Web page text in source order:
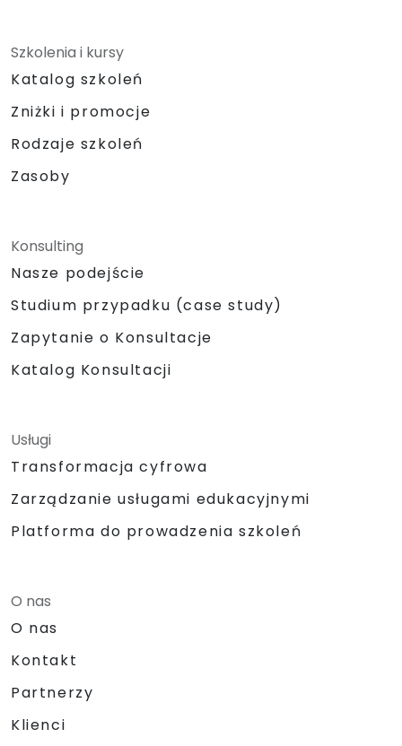
Szkolenia i kursy
Katalog szkoleń
Zniżki i promocje
Rodzaje szkoleń
Zasoby
Konsulting
Nasze podejście
Studium przypadku (case study)
Zapytanie o Konsultacje
Katalog Konsultacji
Usługi
Transformacja cyfrowa
Zarządzanie usługami edukacyjnymi
Platforma do prowadzenia szkoleń
O nas
O nas
Kontakt
Partnerzy
Klienci